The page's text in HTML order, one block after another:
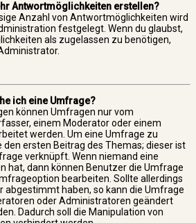
Antwortmöglichkeiten erstellen?
Anzahl von Antwortmöglichkeiten wird
festgelegt. Wenn du glaubst,
als zugelassen zu benötigen,
ich eine Umfrage?
können Umfragen nur vom
einem Moderator oder einem
werden. Um eine Umfrage zu
den ersten Beitrag des Themas; dieser ist
verknüpft. Wenn niemand eine
hat, dann können Benutzer die Umfrage
bearbeiten. Sollte allerdings
abgestimmt haben, so kann die Umfrage
oder Administratoren geändert
Dadurch soll die Manipulation von